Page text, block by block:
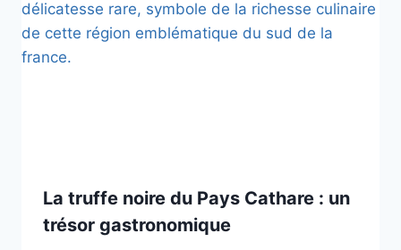
La truffe noire du Pays Cathare : un
trésor gastronomique